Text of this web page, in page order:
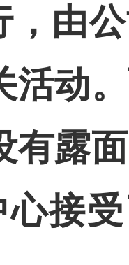
，由
活动
有露
接